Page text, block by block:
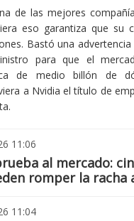
de las mejores
eso garantiza que su
Bastó una
para que el
de medio billón de
a Nvidia el título de
11:06
al mercado:
romper la racha
11:04